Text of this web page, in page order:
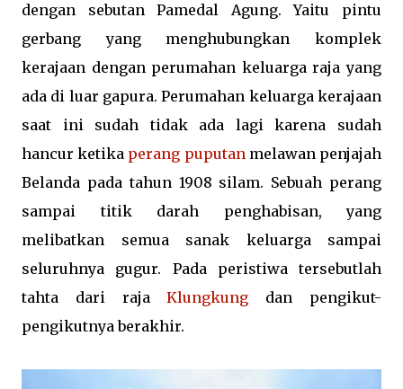
dengan sebutan Pamedal Agung. Yaitu pintu
gerbang yang menghubungkan komplek
kerajaan dengan perumahan keluarga raja yang
ada di luar gapura. Perumahan keluarga kerajaan
saat ini sudah tidak ada lagi karena sudah
hancur ketika perang puputanmelawan penjajah
Belanda pada tahun 1908 silam. Sebuah perang
sampai titik darah penghabisan, yang
melibatkan semua sanak keluarga sampai
seluruhnya gugur. Pada peristiwa tersebutlah
tahta dari rajaKlungkung dan pengikut-
pengikutnya berakhir.